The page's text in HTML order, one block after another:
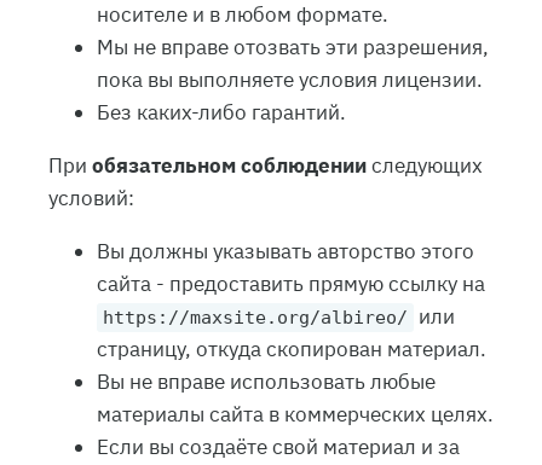
носителе и в любом формате.
Мы не вправе отозвать эти разрешения,
пока вы выполняете условия лицензии.
Без каких-либо гарантий.
При обязательном соблюденииследующих
условий:
Вы должны указывать авторство этого
сайта - предоставить прямую ссылку на
https://maxsite.org/albireo/
или
страницу, откуда скопирован материал.
Вы не вправе использовать любые
материалы сайта в коммерческих целях.
Если вы создаёте свой материал и за